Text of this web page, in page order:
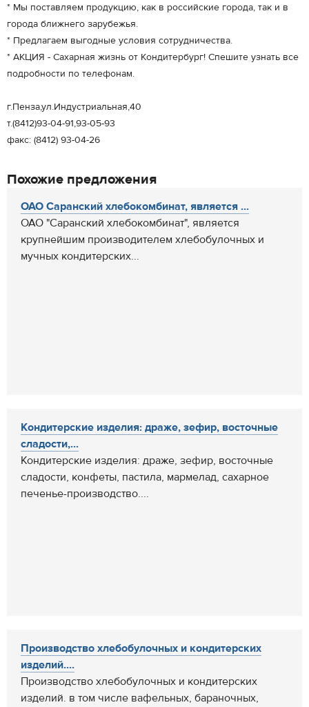
* Мы поставляем продукцию, как в российские города, так и в
города ближнего зарубежья.
* Предлагаем выгодные условия сотрудничества.
* АКЦИЯ - Сахарная жизнь от Кондитербург! Спешите узнать все
подробности по телефонам.
г.Пенза,ул.Индустриальная,40
т.(8412)93-04-91,93-05-93
факс: (8412) 93-04-26
Похожие предложения
ОАО Саранский хлебокомбинат, является ...
ОАО "Саранский хлебокомбинат", является
крупнейшим производителем хлебобулочных и
мучных кондитерских...
Кондитерские изделия: драже, зефир, восточные
сладости,...
Кондитерские изделия: драже, зефир, восточные
сладости, конфеты, пастила, мармелад, сахарное
печенье-производство....
Производство хлебобулочных и кондитерских
изделий....
Производство хлебобулочных и кондитерских
изделий. в том числе вафельных, бараночных,